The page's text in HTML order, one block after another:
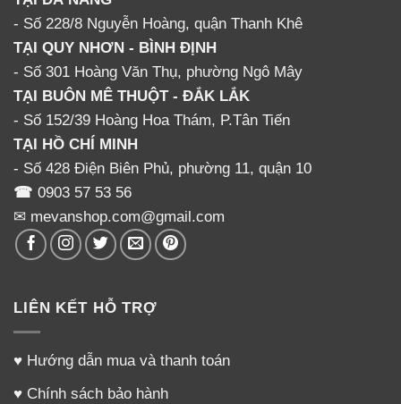
tình
Có chương trình giảm giá khi mua số lượng lớn
Luôn có chính sách hậu mãi cho khách hàng cũ
Liên hệ mua hàng hoặc tư vấn thêm về nấm lim
xanh
Hotline : 0903.57.53.56 Mẹ Vân
Địa chỉ:228/8 Nguyễn Hoàng, Tp Đà Nẵng
– Về mặt y học
hoạt chất quý đã được nhiều công trình nghiên cứu trên
thế giới xác nhận có tác dụng dược lý, cụ thể như sau :
- Số 228/8 Nguyễn Hoàng, quận Thanh Khê
TẠI QUY NHƠN - BÌNH ĐỊNH
- Số 301 Hoàng Văn Thụ, phường Ngô Mây
TẠI BUÔN MÊ THUỘT - ĐẮK LẮK
- Số 152/39 Hoàng Hoa Thám, P.Tân Tiến
TẠI HỒ CHÍ MINH
- Số 428 Điện Biên Phủ, phường 11, quận 10
☎ 0903 57 53 56
✉ mevanshop.com@gmail.com
LIÊN KẾT HỖ TRỢ
♥ Hướng dẫn mua và thanh toán
♥ Chính sách bảo hành